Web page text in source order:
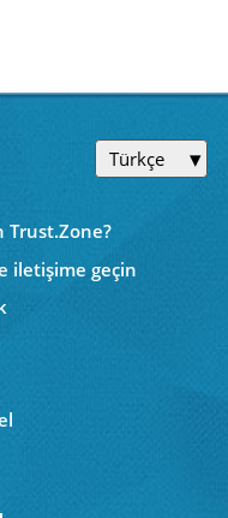
Türkçe
Trust.Zone?
iletişime geçin